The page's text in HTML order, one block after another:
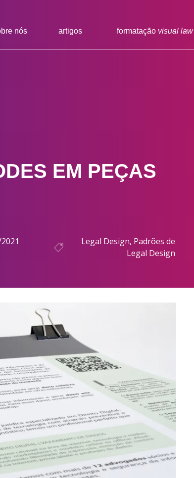
nós artigos formatação visual law
EM PEÇAS
Legal Design, Padrões de
Legal Design